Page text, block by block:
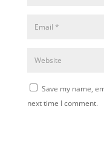
Save my name,
next time I comment.